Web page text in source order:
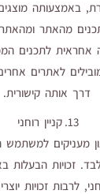
באמצעותה
מהאתר
אחראית לתכנים
לאתרים
דרך אותה קישורית.
13. קניין רוחני
מעניקים
זכויות הבעלות
לרבות זכויות